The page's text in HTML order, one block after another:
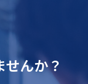
んか？